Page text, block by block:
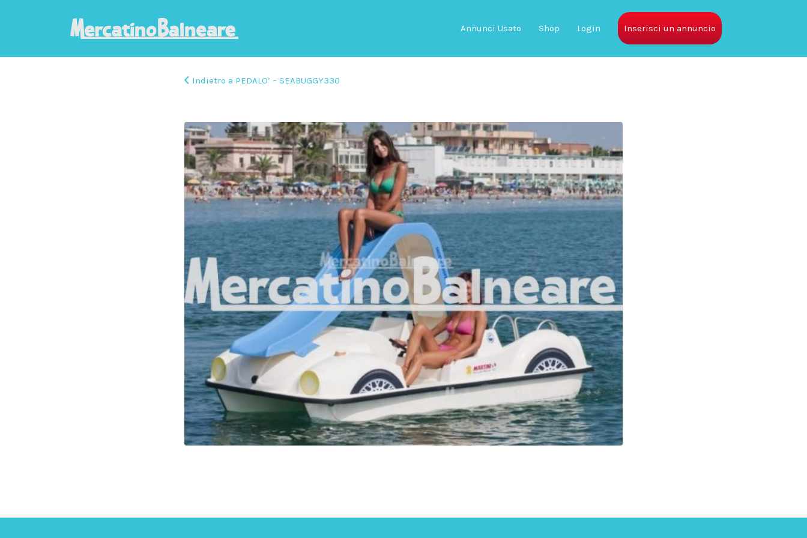
Annunci Usato Shop Login Inserisci un annuncio
Indietro a PEDALO’ – SEABUGGY330